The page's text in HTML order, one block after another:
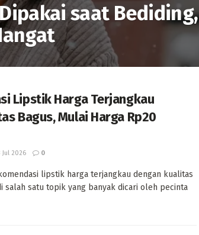
saat Bediding,
Lipstik Harga Terjangkau
Bagus, Mulai Harga Rp20
Jul 2026 0
lipstik harga terjangkau dengan kualitas
salah satu topik yang banyak dicari oleh pecinta